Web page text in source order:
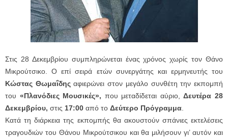
Στις 28 Δεκεμβρίου συμπληρώνεται ένας χρόνος χωρίς τον Θάνο
Μικρούτσικο. Ο επί σειρά ετών συνεργάτης και ερμηνευτής του
Κώστας Θωμαΐδηςαφιερώνει στον μεγάλο συνθέτη την εκπομπή
του «Πλανόδιες Μουσικές», που μεταδίδεται αύριο,Δευτέρα 28
Δεκεμβρίου, στις 17:00 από το Δεύτερο Πρόγραμμα
Κατά τη διάρκεια της εκπομπής θα ακουστούν σπάνιες εκτελέσεις
τραγουδιών του Θάνου Μικρούτσικου και θα μιλήσουν γι’ αυτόν και